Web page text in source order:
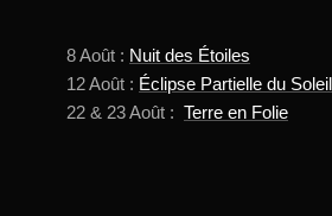
8 Août : Nuit des Étoiles
12 Août : Éclipse Partielle du Soleil
22 & 23 Août : Terre en Folie